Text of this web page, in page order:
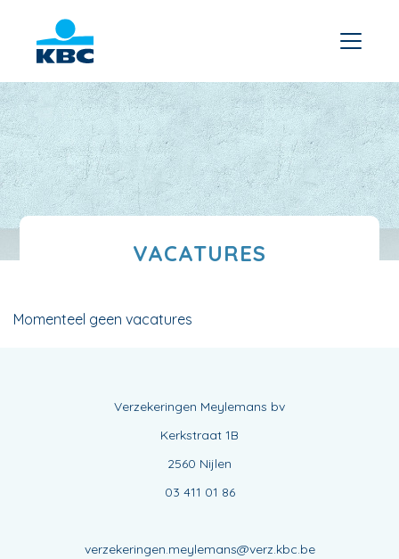
VACATURES
Momenteel geen vacatures
Verzekeringen Meylemans bv
Kerkstraat 1B
2560 Nijlen
03 411 01 86
verzekeringen.meylemans@verz.kbc.be